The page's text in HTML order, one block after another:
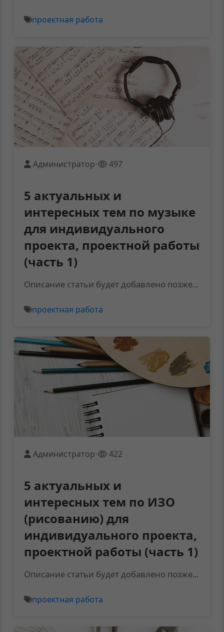
проектная работа
Администратор • 497
5 актуальных и
интересных тем по музыке
для индивидуального
проекта, проектной работы
(часть 1)
Описание статьи будет добавлено позже...
проектная работа
Администратор • 422
5 актуальных и
интересных тем по ИЗО
(рисованию) для
индивидуального проекта,
проектной работы (часть 1)
Описание статьи будет добавлено позже...
проектная работа